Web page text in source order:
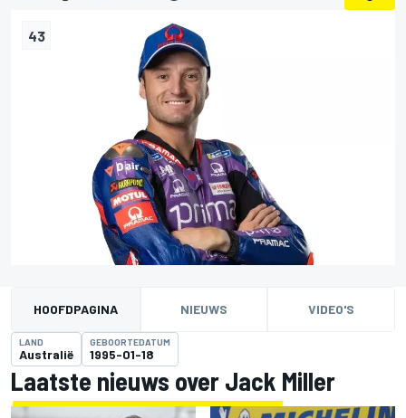
43
HOOFDPAGINA NIEUWS VIDEO'S
LAND
Australië
GEBOORTEDATUM
1995-01-18
Laatste nieuws over Jack Miller